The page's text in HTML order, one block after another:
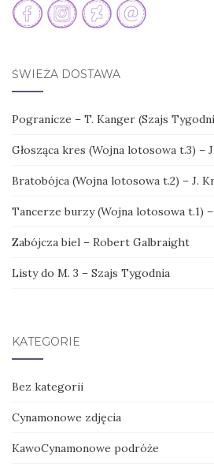
ŚWIEŻA DOSTAWA
Pogranicze – T. Kanger (Szajs
Głosząca kres (Wojna lotosowa t.3) –
Bratobójca (Wojna lotosowa t.2) – J.
Tancerze burzy (Wojna lotosowa t.1)
Zabójcza biel – Robert Galbraight
Listy do M. 3 – Szajs Tygodnia
KATEGORIE
Bez kategorii
Cynamonowe zdjęcia
KawoCynamonowe podróże